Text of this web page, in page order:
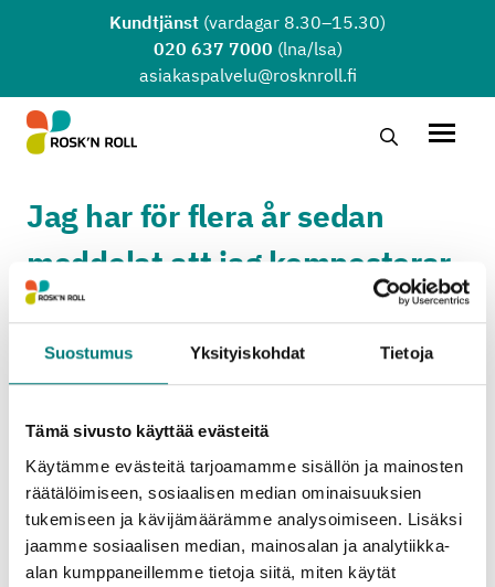
Suostumus Yksityiskohdat Tietoja
Tämä sivusto käyttää evästeitä
Käytämme evästeitä tarjoamamme sisällön ja mainosten
räätälöimiseen, sosiaalisen median ominaisuuksien
tukemiseen ja kävijämäärämme analysoimiseen. Lisäksi
jaamme sosiaalisen median, mainosalan ja analytiikka-
alan kumppaneillemme tietoja siitä, miten käytät
Hoppa till huvudinnehållet
Kundtjänst (vardagar 8.30–15.30)
020 637 7000 (lna/lsa)
asiakaspalvelu@rosknroll.fi
Sök …
Jag har för flera år sedan
meddelat att jag komposterar.
Måste jag göra en ny
komposteringsanmälan?
in mera information än tidigare ch den är
obligatorisk för alla som komposterar.
Om komposteringsanmälan är gjord före den
1.3.2022 måste en ny anmälan göras. Efter det bör